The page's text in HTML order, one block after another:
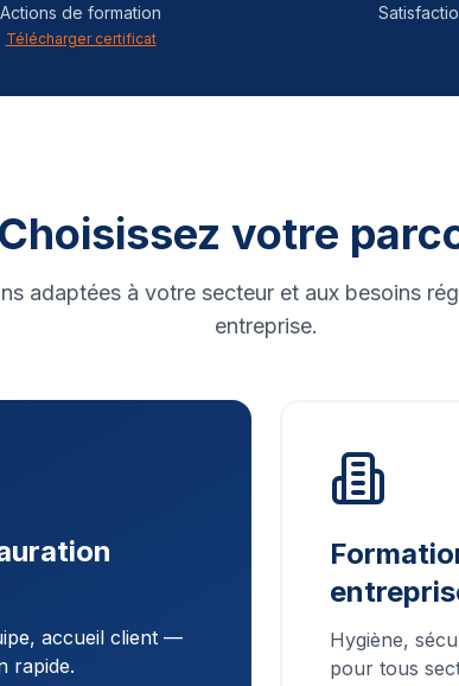
Actions de formation
Télécharger certificat
votre
adaptées à votre secteur et aux besoins
entreprise.
accueil client —
rapide.
Hygiène,
pour tous